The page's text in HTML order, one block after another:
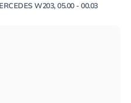
W203, 05.00 - 00.03